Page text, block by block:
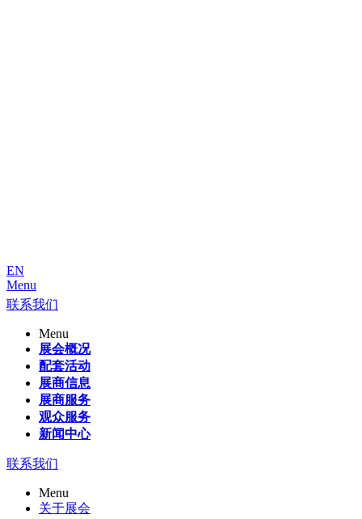
EN
Menu
联系我们
Menu
展会概况
配套活动
展商信息
展商服务
观众服务
新闻中心
联系我们
Menu
关于展会